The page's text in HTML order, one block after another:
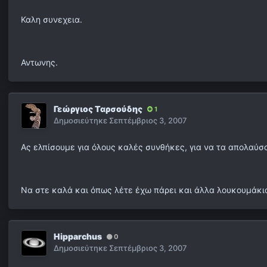
Καλη συνεχεια.
Αντωνης.
Γεώργιος Ταρσούδης 1
Δημοσιεύτηκε Σεπτέμβριος 3, 2007
Ας ελπίσουμε για όλους καλές συνθήκες, για να τα
Να στε καλά και όπως λέτε έχω πάρει και άλλα
Hipparchus 0
Δημοσιεύτηκε Σεπτέμβριος 3, 2007